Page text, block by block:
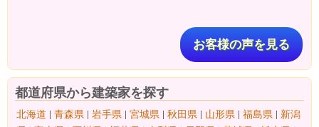
お客様の声を見る
都道府県から建築家を探す
北海道 | 青森県 | 岩手県 | 宮城県 | 秋田県 | 山形県 | 福島県 | 新潟